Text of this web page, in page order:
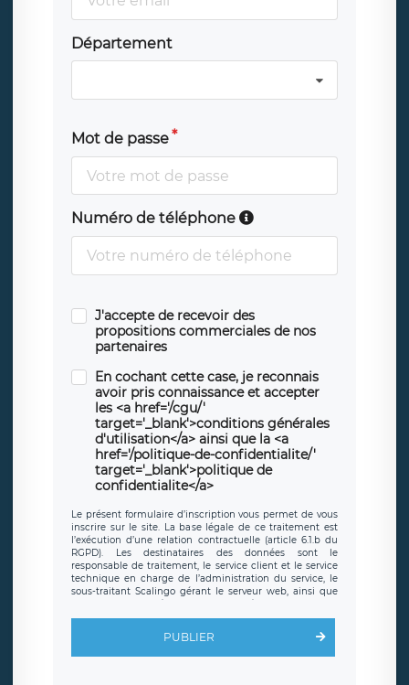
Département
Mot de passe
Numéro de téléphone
J'accepte de recevoir des
propositions commerciales de nos
partenaires
En cochant cette case, je reconnais
avoir pris connaissance et accepter
les <a href='/cgu/'
target='_blank'>conditions générales
d'utilisation</a> ainsi que la <a
href='/politique-de-confidentialite/'
target='_blank'>politique de
confidentialite</a>
Le présent formulaire d’inscription vous permet de vous
inscrire sur le site. La base légale de ce traitement est
l’exécution d’une relation contractuelle (article 6.1.b du
RGPD). Les destinataires des données sont le
responsable de traitement, le service client et le service
technique en charge de l’administration du service, le
sous-traitant Scalingo gérant le serveur web, ainsi que
toute personne légalement autorisée. Le formulaire
d’inscription est hébergé sur un serveur hébergé par
clauses de
protection conformes au RGPD
. Les données collectées
sont conservées jusqu’à ce que l’Internaute en sollicite la
PUBLIER